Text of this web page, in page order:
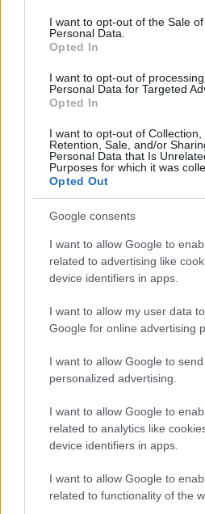
consent section.
I want to opt-out of the Sale
Personal Data.
Opted In
I want to opt-out of
Personal Data for Targeted
Opted In
I want to opt-out of Collection,
Retention, Sale, and/or
Personal Data that Is
Purposes for which it was
Opted Out
Google consents
I want to allow Google to
related to advertising like
device identifiers in apps.
I want to allow my user data
Google for online advertising
I want to allow Google to
personalized advertising.
I want to allow Google to
related to analytics like
device identifiers in apps.
I want to allow Google to
related to functionality of the
Forrás:Magyar Film
Film Tom Cruise Akciófilm
SZEMBE MERSZ
VÁLHATTÁL